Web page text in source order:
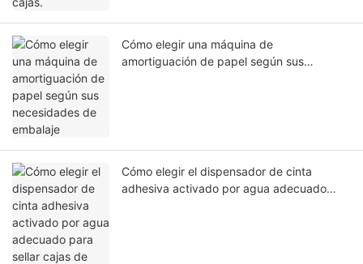
Cómo elegir una máquina de
amortiguación de papel según sus
Cómo elegir el dispensador de cinta
adhesiva activado por agua adecuado